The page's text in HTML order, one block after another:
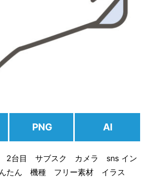
PNG AI
2台目 サブスク カメラ sns イン
たん 機種 フリー素材 イラス